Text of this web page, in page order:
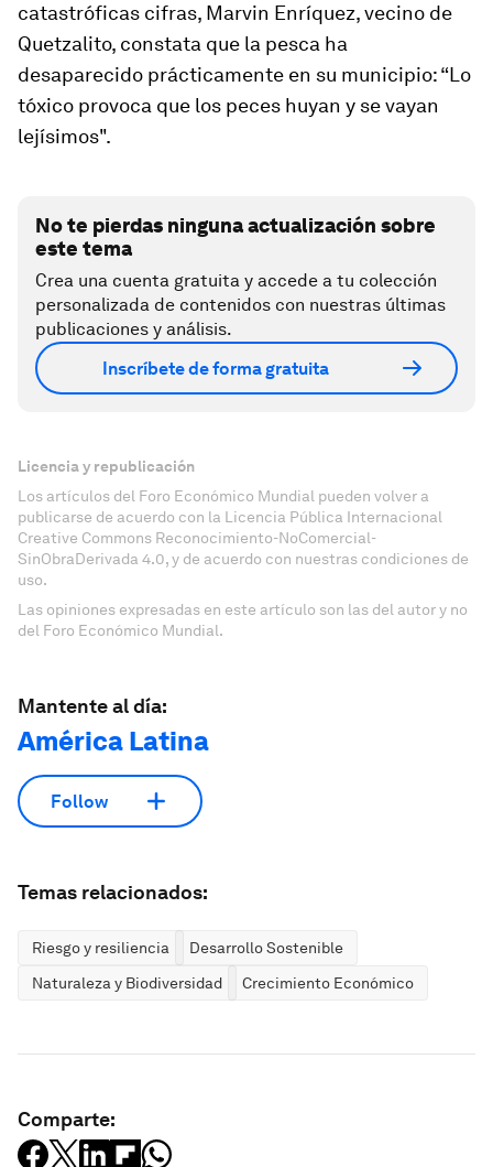
catastróficas cifras, Marvin Enríquez, vecino de
Quetzalito, constata que la pesca ha
desaparecido prácticamente en su municipio: “Lo
tóxico provoca que los peces huyan y se vayan
lejísimos".
No te pierdas ninguna actualización sobre
este tema
Crea una cuenta gratuita y accede a tu colección
personalizada de contenidos con nuestras últimas
publicaciones y análisis.
Inscríbete de forma gratuita
Licencia y republicación
Los artículos del Foro Económico Mundial pueden volver a
publicarse de acuerdo con la Licencia Pública Internacional
Creative Commons Reconocimiento-NoComercial-
SinObraDerivada 4.0, y de acuerdo con nuestras condiciones de
uso.
Las opiniones expresadas en este artículo son las del autor y no
del Foro Económico Mundial.
Mantente al día:
América Latina
Follow
Temas relacionados:
Riesgo y resiliencia
Desarrollo Sostenible
Naturaleza y Biodiversidad
Crecimiento Económico
Comparte: